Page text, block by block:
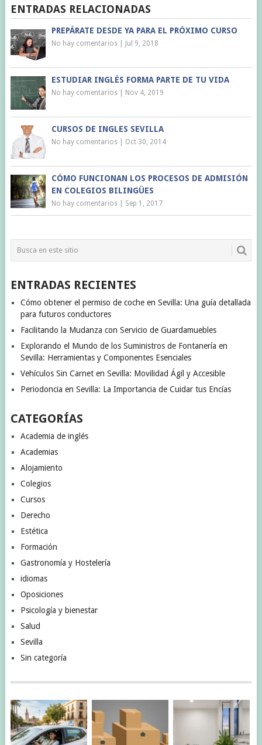
ENTRADAS RELACIONADAS
PREPÁRATE DESDE YA PARA EL PRÓXIMO CURSO
No hay comentarios| Jul 9, 2018
ESTUDIAR INGLÉS FORMA PARTE DE TU VIDA
No hay comentarios| Nov 4, 2019
CURSOS DE INGLES SEVILLA
No hay comentarios| Oct 30, 2014
CÓMO FUNCIONAN LOS PROCESOS DE ADMISIÓN
EN COLEGIOS BILINGÜES
No hay comentarios| Sep 1, 2017
ENTRADAS RECIENTES
Cómo obtener el permiso de coche en Sevilla: Una guía detallada
para futuros conductores
Facilitando la Mudanza con Servicio de Guardamuebles
Explorando el Mundo de los Suministros de Fontanería en
Sevilla: Herramientas y Componentes Esenciales
Vehículos Sin Carnet en Sevilla: Movilidad Ágil y Accesible
Periodoncia en Sevilla: La Importancia de Cuidar tus Encías
CATEGORÍAS
Academia de inglés
Academias
Alojamiento
Colegios
Cursos
Derecho
Estética
Formación
Gastronomía y Hostelería
idiomas
Oposiciones
Psicología y bienestar
Salud
Sevilla
Sin categoría